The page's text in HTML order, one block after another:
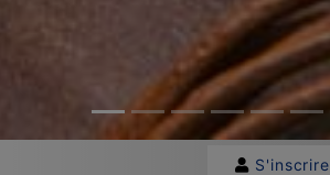
S'inscrire